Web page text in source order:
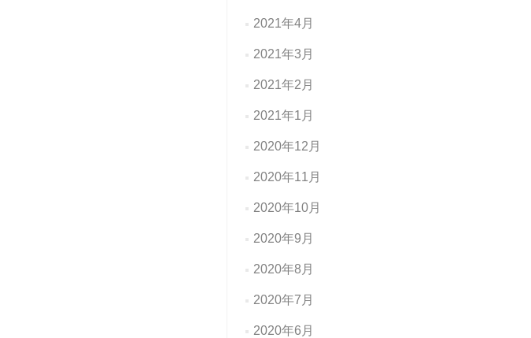
2021年4月
2021年3月
2021年2月
2021年1月
2020年12月
2020年11月
2020年10月
2020年9月
2020年8月
2020年7月
2020年6月